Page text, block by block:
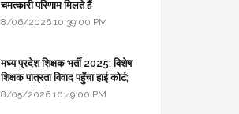
चमत्कारी परिणाम मिलते हैं
8/06/2026 10:39:00 PM
मध्य प्रदेश शिक्षक भर्ती 2025: विशेष
शिक्षक पात्रता विवाद पहुँचा हाई कोर्ट;
सरकार से माँगा जवाब
8/05/2026 10:49:00 PM